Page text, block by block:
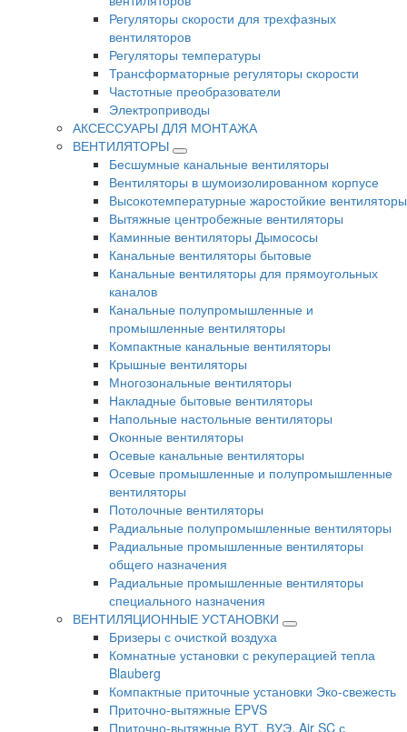
Регуляторы скорости для трехфазных
вентиляторов
Регуляторы температуры
Трансформаторные регуляторы скорости
Частотные преобразователи
Электроприводы
АКСЕССУАРЫ ДЛЯ МОНТАЖА
ВЕНТИЛЯТОРЫ
Бесшумные канальные вентиляторы
Вентиляторы в шумоизолированном корпусе
Высокотемпературные жаростойкие вентиляторы
Вытяжные центробежные вентиляторы
Каминные вентиляторы Дымососы
Канальные вентиляторы бытовые
Канальные вентиляторы для прямоугольных
каналов
Канальные полупромышленные и
промышленные вентиляторы
Компактные канальные вентиляторы
Крышные вентиляторы
Многозональные вентиляторы
Накладные бытовые вентиляторы
Напольные настольные вентиляторы
Оконные вентиляторы
Осевые канальные вентиляторы
Осевые промышленные и полупромышленные
вентиляторы
Потолочные вентиляторы
Радиальные полупромышленные вентиляторы
Радиальные промышленные вентиляторы
общего назначения
Радиальные промышленные вентиляторы
специального назначения
ВЕНТИЛЯЦИОННЫЕ УСТАНОВКИ
Бризеры с очисткой воздуха
Комнатные установки с рекуперацией тепла
Blauberg
Компактные приточные установки Эко-свежесть
Приточно-вытяжные EPVS
Приточно-вытяжные ВУТ, ВУЭ, Air SC с